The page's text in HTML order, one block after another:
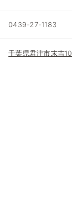
0439-27-1183
千葉県君津市末吉